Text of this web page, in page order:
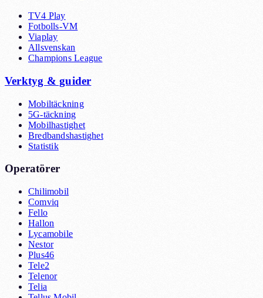
TV4 Play
Fotbolls-VM
Viaplay
Allsvenskan
Champions League
Verktyg & guider
Mobiltäckning
5G-täckning
Mobilhastighet
Bredbandshastighet
Statistik
Operatörer
Chilimobil
Comviq
Fello
Hallon
Lycamobile
Nestor
Plus46
Tele2
Telenor
Telia